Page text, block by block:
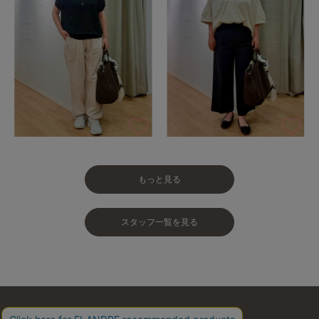
もっと見る
スタッフ一覧を見る